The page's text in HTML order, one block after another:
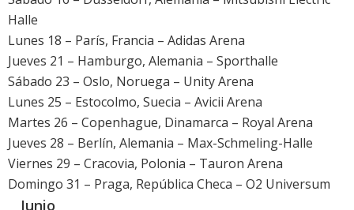
Halle
Lunes 18 – París, Francia – Adidas Arena
Jueves 21 – Hamburgo, Alemania – Sporthalle
Sábado 23 – Oslo, Noruega – Unity Arena
Lunes 25 – Estocolmo, Suecia – Avicii Arena
Martes 26 – Copenhague, Dinamarca – Royal Arena
Jueves 28 – Berlín, Alemania – Max-Schmeling-Halle
Viernes 29 – Cracovia, Polonia – Tauron Arena
Domingo 31 – Praga, República Checa – O2 Universum
__Junio__